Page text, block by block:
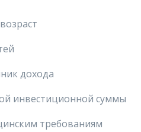
дохода
инвестиционной суммы
требованиям